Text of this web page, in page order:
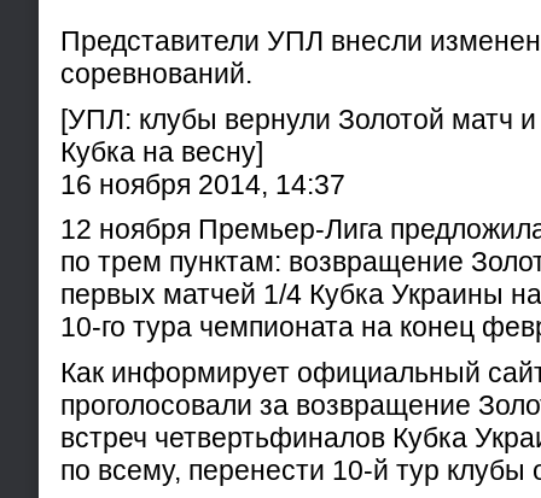
Представители УПЛ внесли
соревнований.
[УПЛ: клубы вернули Золотой матч
Кубка на весну]
16 ноября 2014, 14:37
12 ноября Премьер-Лига
по трем пунктам: возвращение
первых матчей 1/4 Кубка Украины
10-го тура чемпионата на конец
Как информирует официальный
проголосовали за возвращение
встреч четвертьфиналов Кубка
по всему, перенести 10-й тур клубы